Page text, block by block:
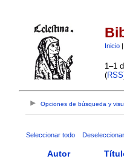
Inicio|
1–1
(RSS
Opciones de búsqueda y
Seleccionar todo
Autor